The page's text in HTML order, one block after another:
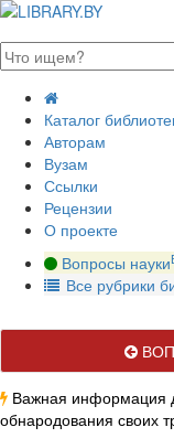
Каталог
Авторам
Вузам
Ссылки
Рецензии
О проекте
Вопросы науки
Все рубрики
Важная информация
обнародования своих